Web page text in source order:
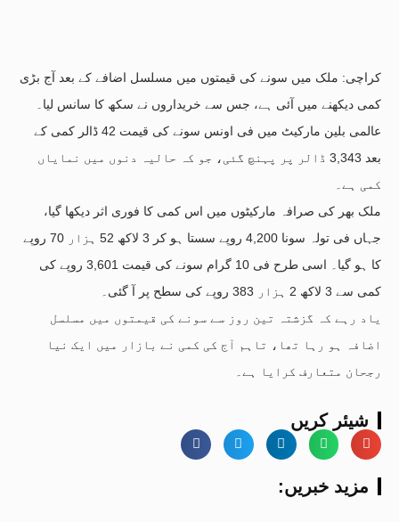
کراچی: ملک میں سونے کی قیمتوں میں مسلسل اضافے کے بعد آج بڑی
کمی دیکھنے میں آئی ہے، جس سے خریداروں نے سکھ کا سانس لیا۔
عالمی بلین مارکیٹ میں فی اونس سونے کی قیمت 42 ڈالر کمی کے
بعد 3,343 ڈالر پر پہنچ گئی، جو کہ حالیہ دنوں میں نمایاں
کمی ہے۔
ملک بھر کی صرافہ مارکیٹوں میں اس کمی کا فوری اثر دیکھا گیا،
جہاں فی تولہ سونا 4,200 روپے سستا ہو کر 3 لاکھ 52 ہزار 70 روپے
کا ہو گیا۔ اسی طرح فی 10 گرام سونے کی قیمت 3,601 روپے کی
کمی سے 3 لاکھ 2 ہزار 383 روپے کی سطح پر آ گئی۔
یاد رہے کہ گزشتہ تین روز سے سونے کی قیمتوں میں مسلسل
اضافہ ہو رہا تھا، تاہم آج کی کمی نے بازار میں ایک نیا
رجحان متعارف کرایا ہے۔
شیئر کریں
:مزید خبریں